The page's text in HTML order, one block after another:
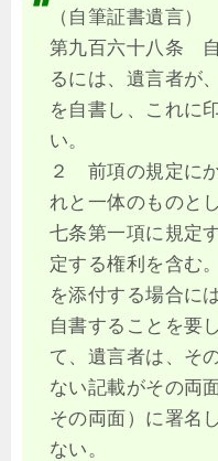
（自筆証書遺言）
第九百六十八条
るには、遺言者が
を自書し、これに
い。
２ 前項の規定に
れと一体のものと
七条第一項に規定
定する権利を含む
を添付する場合に
自書することを要
て、遺言者は、そ
ない記載がその両
その両面）に署名
ない。